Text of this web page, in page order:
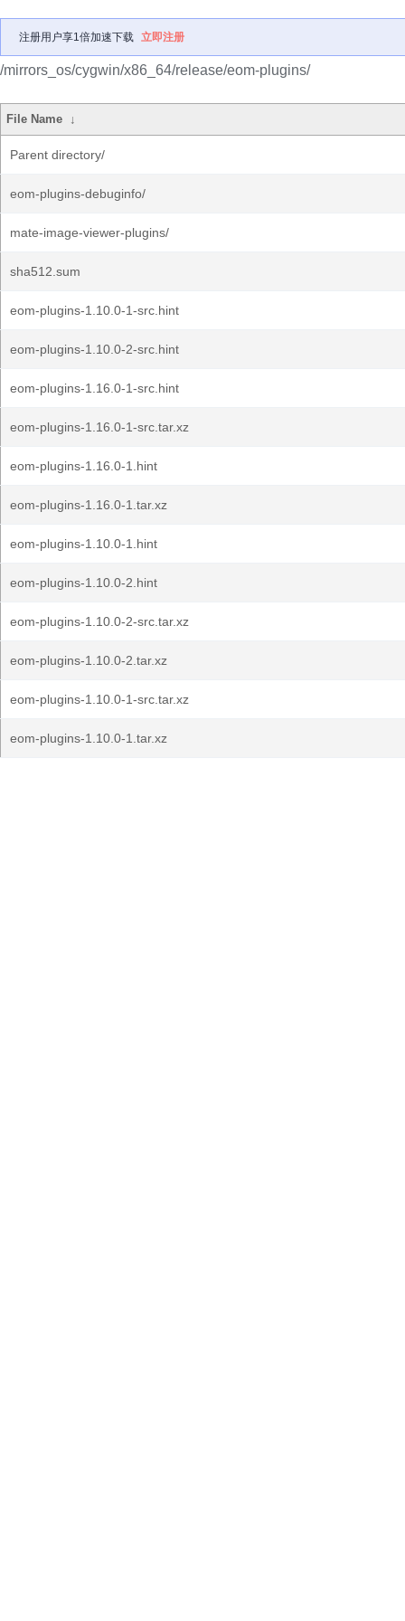
注册用户享1倍加速下载 立即注册
/mirrors_os/cygwin/x86_64/release/eom-plugins/
File Name ↓
Parent directory/
eom-plugins-debuginfo/
mate-image-viewer-plugins/
sha512.sum
eom-plugins-1.10.0-1-src.hint
eom-plugins-1.10.0-2-src.hint
eom-plugins-1.16.0-1-src.hint
eom-plugins-1.16.0-1-src.tar.xz
eom-plugins-1.16.0-1.hint
eom-plugins-1.16.0-1.tar.xz
eom-plugins-1.10.0-1.hint
eom-plugins-1.10.0-2.hint
eom-plugins-1.10.0-2-src.tar.xz
eom-plugins-1.10.0-2.tar.xz
eom-plugins-1.10.0-1-src.tar.xz
eom-plugins-1.10.0-1.tar.xz